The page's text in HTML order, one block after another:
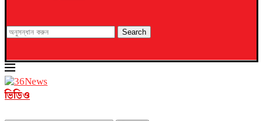
Search
ভিডিও